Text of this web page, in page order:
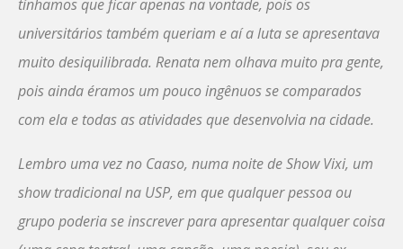
tínhamos que ficar apenas na vontade, pois os
universitários também queriam e aí a luta se apresentava
muito desiquilibrada. Renata nem olhava muito pra gente,
pois ainda éramos um pouco ingênuos se comparados
com ela e todas as atividades que desenvolvia na cidade.
Lembro uma vez no Caaso, numa noite de Show Vixi, um
show tradicional na USP, em que qualquer pessoa ou
grupo poderia se inscrever para apresentar qualquer coisa